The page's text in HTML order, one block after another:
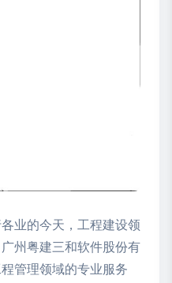
业的今天，工程建设领
州粤建三和软件股份有
管理领域的专业服务